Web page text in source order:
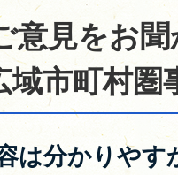
意見をお
域市町村圏
は分かりやす